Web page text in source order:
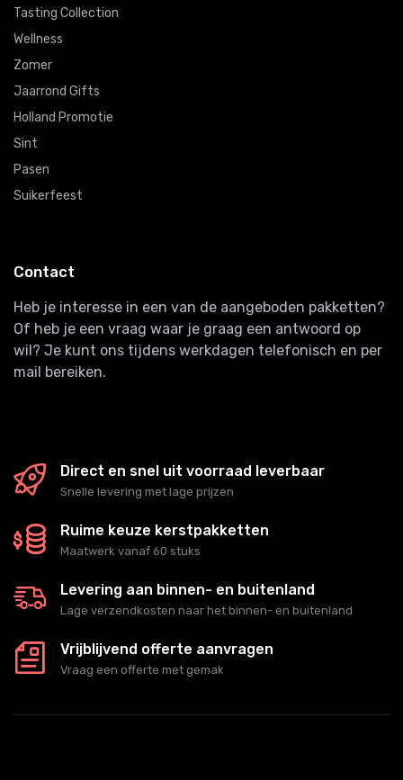
Tasting Collection
Wellness
Zomer
Jaarrond Gifts
Holland Promotie
Sint
Pasen
Suikerfeest
Contact
Heb je interesse in een van de aangeboden pakketten?
Of heb je een vraag waar je graag een antwoord op
wil? Je kunt ons tijdens werkdagen telefonisch en per
mail bereiken.
Direct en snel uit voorraad leverbaar
Snelle levering met lage prijzen
Ruime keuze kerstpakketten
Maatwerk vanaf 60 stuks
Levering aan binnen- en buitenland
Lage verzendkosten naar het binnen- en buitenland
Vrijblijvend offerte aanvragen
Vraag een offerte met gemak